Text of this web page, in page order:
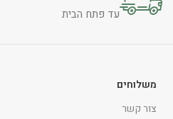
עד פתח הבית
משלוחים
צור קשר